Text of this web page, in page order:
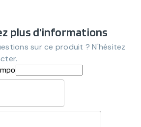
plus d'informations
sur ce produit ? N'hésitez